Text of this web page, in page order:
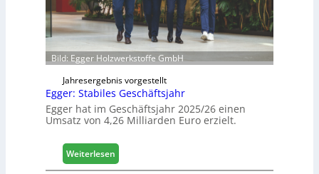
f
n
e
t
L
i
t
k
Bild: Egger Holzwerkstoffe GmbH
Jahresergebnis vorgestellt
Egger: Stabiles Geschäftsjahr
Egger hat im Geschäftsjahr 2025/26 einen
Umsatz von 4,26 Milliarden Euro erzielt.
Weiterlesen
E